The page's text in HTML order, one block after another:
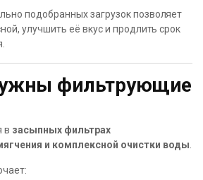
подобранных загрузок позволяет
улучшить её вкус и продлить срок
фильтрующие
в засыпных фильтрах
и комплексной очистки воды